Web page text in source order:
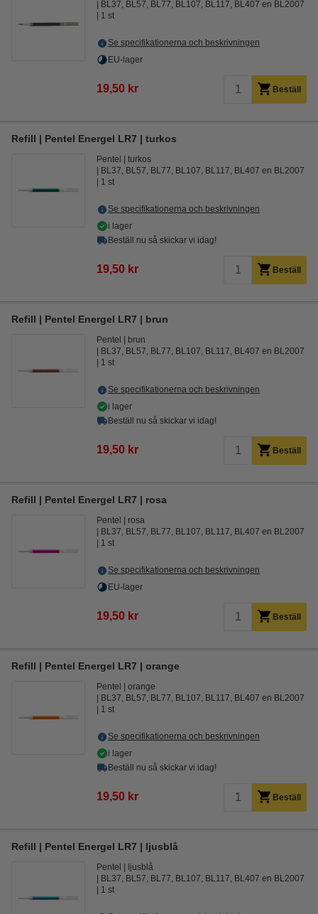
BL37, BL57, BL77, BL107, BL117, BL407 en BL2007
1 st
Se specifikationerna och beskrivningen
EU-lager
19,50 kr Beställ
Refill | Pentel Energel LR7 | turkos
Pentel
turkos
BL37, BL57, BL77, BL107, BL117, BL407 en BL2007
1 st
Se specifikationerna och beskrivningen
i lager
Beställ nu så skickar vi idag!
19,50 kr Beställ
Refill | Pentel Energel LR7 | brun
Pentel
brun
BL37, BL57, BL77, BL107, BL117, BL407 en BL2007
1 st
Se specifikationerna och beskrivningen
i lager
Beställ nu så skickar vi idag!
19,50 kr Beställ
Refill | Pentel Energel LR7 | rosa
Pentel
rosa
BL37, BL57, BL77, BL107, BL117, BL407 en BL2007
1 st
Se specifikationerna och beskrivningen
EU-lager
19,50 kr Beställ
Refill | Pentel Energel LR7 | orange
Pentel
orange
BL37, BL57, BL77, BL107, BL117, BL407 en BL2007
1 st
Se specifikationerna och beskrivningen
i lager
Beställ nu så skickar vi idag!
19,50 kr Beställ
Refill | Pentel Energel LR7 | ljusblå
Pentel
ljusblå
BL37, BL57, BL77, BL107, BL117, BL407 en BL2007
1 st